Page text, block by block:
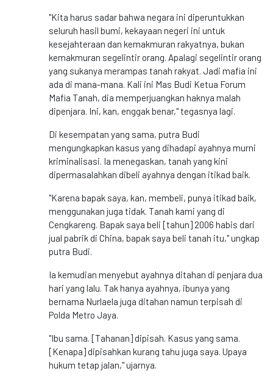
"Kita harus sadar bahwa negara ini diperuntukkan
seluruh hasil bumi, kekayaan negeri ini untuk
kesejahteraan dan kemakmuran rakyatnya, bukan
kemakmuran segelintir orang. Apalagi segelintir orang
yang sukanya merampas tanah rakyat. Jadi mafia ini
ada di mana-mana. Kali ini Mas Budi Ketua Forum
Mafia Tanah, dia memperjuangkan haknya malah
dipenjara. Ini, kan, enggak benar," tegasnya lagi.
Di kesempatan yang sama, putra Budi
mengungkapkan kasus yang dihadapi ayahnya murni
kriminalisasi. Ia menegaskan, tanah yang kini
dipermasalahkan dibeli ayahnya dengan itikad baik.
"Karena bapak saya, kan, membeli, punya itikad baik,
menggunakan juga tidak. Tanah kami yang di
Cengkareng. Bapak saya beli [tahun] 2006 habis dari
jual pabrik di China, bapak saya beli tanah itu," ungkap
putra Budi.
Ia kemudian menyebut ayahnya ditahan di penjara dua
hari yang lalu. Tak hanya ayahnya, ibunya yang
bernama Nurlaela juga ditahan namun terpisah di
Polda Metro Jaya.
"Ibu sama. [Tahanan] dipisah. Kasus yang sama.
[Kenapa] dipisahkan kurang tahu juga saya. Upaya
hukum tetap jalan," ujarnya.